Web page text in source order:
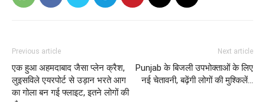
Previous article
एक हुआ अहमदाबाद जैसा प्लेन क्रैश,
लुइसविले एयरपोर्ट से उड़ान भरते आग
का गोला बन गई फ्लाइट, इतने लोगों की
Next article
Punjab के बिजली उपभोक्ताओं के लिए
नई चेतावनी, बढ़ेंगी लोगों की मुश्किलें…